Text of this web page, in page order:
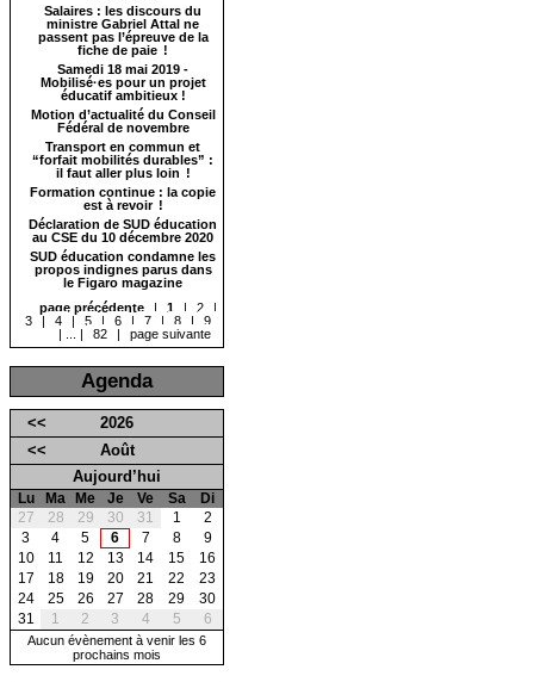
Salaires : les discours du
ministre Gabriel Attal ne
passent pas l’épreuve de la
fiche de paie !
Samedi 18 mai 2019 -
Mobilisé·es pour un projet
éducatif ambitieux !
Motion d’actualité du Conseil
Fédéral de novembre
Transport en commun et
“forfait mobilités durables” :
il faut aller plus loin !
Formation continue : la copie
est à revoir !
Déclaration de SUD éducation
au CSE du 10 décembre 2020
SUD éducation condamne les
propos indignes parus dans
le Figaro magazine
page précédente
| 1 | 2
|
3
| 4 | 5 | 6 | 7 | 8 |
9
|
| 82 | page suivante
Agenda
<<
2026
<<
Août
Aujourd’hui
Lu Ma Me Je Ve Sa
Di
27
28 29 30 31 1
2
3
4 5 6 7 8
9
10
11 12 13 14 15
16
17
18 19 20 21 22
23
24
25 26 27 28 29
30
31
1 2 3 4 5 6
Aucun évènement à venir les 6
prochains mois